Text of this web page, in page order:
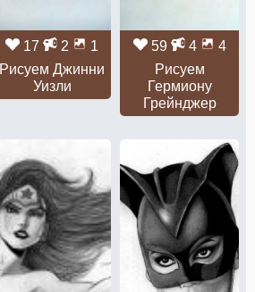
17 2
1
Рисуем Джинни
Уизли
59 4
4
Рисуем
Гермиону
Грейнджер